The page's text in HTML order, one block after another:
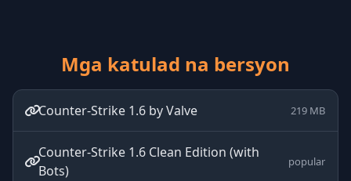
Mga katulad na bersyon
Counter-Strike 1.6 by Valve 219 MB
Counter-Strike 1.6 Clean Edition (with
Bots)
popular